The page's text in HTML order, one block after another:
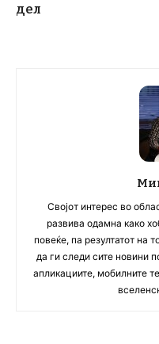
дел
Својот интерес во
развива одамна како
повеќе, па резултатот на
да ги следи сите новини
апликациите, мобилните